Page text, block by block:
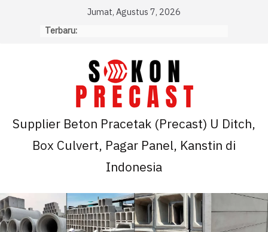
Jumat, Agustus 7, 2026
Terbaru:
Supplier Beton Pracetak (Precast) U Ditch,
Box Culvert, Pagar Panel, Kanstin di
Indonesia